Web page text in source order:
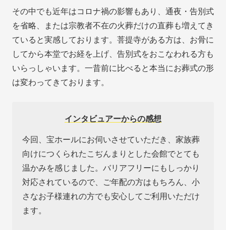
その中でも近年はコロナ禍の影響もあり、通夜・告別式
を省略、または宗教者不在の火葬だけの直葬も増えてき
ていると実感しております。菩提寺がある方は、お骨に
してから本堂でお経を上げ、告別式をおこなわれる方も
いらっしゃいます。一昔前に比べると本当にお葬式の形
は変わってきております。
インタビュアーからの感想
今回、宝ホールにお伺いさせていただき、家族葬
向けにつくられたこぢんまりとした会館でとても
温かみを感じました。バリアフリーにもしっかり
対応されているので、ご年配の方はもちろん、小
さなお子様連れの方でも安心してご利用いただけ
ます。